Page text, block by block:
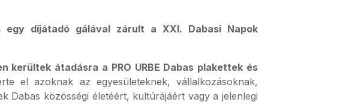
egy díjátadó gálával zárult a XXI. Dabasi Napok
átadásra a PRO URBE Dabas plakettek és
el azoknak az egyesületeknek, vállalkozásoknak,
Dabas közösségi életéért, kultúrájáért vagy a jelenlegi